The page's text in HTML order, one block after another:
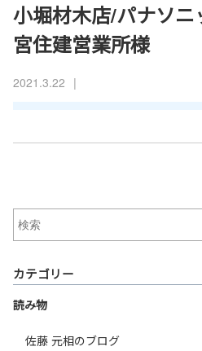
小堀材木店/パナソ
宮住建営業所様
2021.3.22 |
カテゴリー
読み物
佐藤 元相のブログ